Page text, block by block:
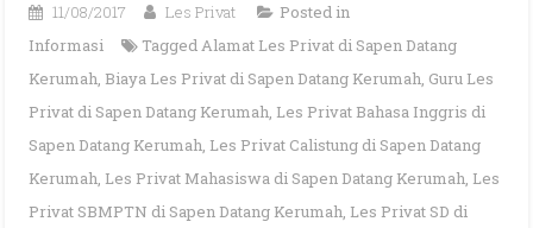
11/08/2017 Les Privat
Posted in
Informasi
TaggedAlamat Les Privat di Sapen Datang
Kerumah, Biaya Les Privat di Sapen Datang Kerumah, Guru Les
Privat di Sapen Datang Kerumah, Les Privat Bahasa Inggris di
Sapen Datang Kerumah, Les Privat Calistung di Sapen Datang
Kerumah, Les Privat Mahasiswa di Sapen Datang Kerumah, Les
Privat SBMPTN di Sapen Datang Kerumah, Les Privat SD di